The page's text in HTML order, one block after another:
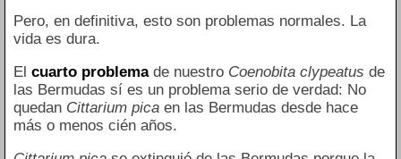
Pero, en definitiva, esto son problemas normales. La
vida es dura.
El cuarto problemade nuestro Coenobita clypeatus de
las Bermudas sí es un problema serio de verdad: No
quedan Cittarium picaen las Bermudas desde hace
más o menos cién años.